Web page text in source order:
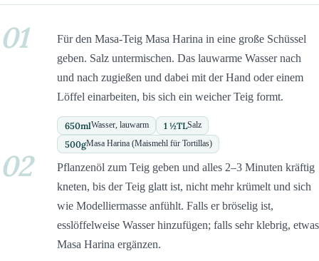
01
Für den Masa-Teig Masa Harina in eine große Schüssel
geben. Salz untermischen. Das lauwarme Wasser nach
und nach zugießen und dabei mit der Hand oder einem
Löffel einarbeiten, bis sich ein weicher Teig formt.
650mlWasser, lauwarm 1 ½TLSalz
500gMasa Harina (Maismehl für Tortillas)
02
Pflanzenöl zum Teig geben und alles 2–3 Minuten kräftig
kneten, bis der Teig glatt ist, nicht mehr krümelt und sich
wie Modelliermasse anfühlt. Falls er bröselig ist,
esslöffelweise Wasser hinzufügen; falls sehr klebrig, etwas
Masa Harina ergänzen.